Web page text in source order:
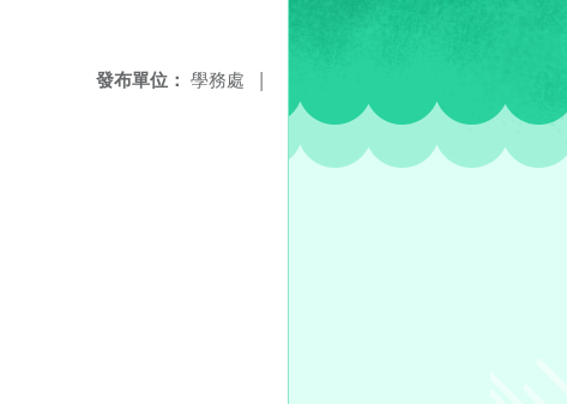
發布單位： 學務處 |